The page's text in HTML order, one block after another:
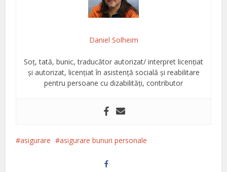
Daniel Solheim
Soț, tată, bunic, traducător autorizat/ interpret licențiat
și autorizat, licențiat în asistență socială și reabilitare
pentru persoane cu dizabilități, contributor
asigurare asigurare bunuri personale